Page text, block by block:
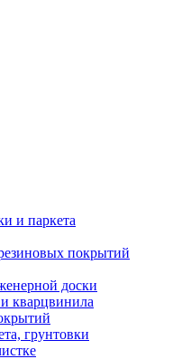
и паркета
покрытий
доски
кварцвинила
грунтовки